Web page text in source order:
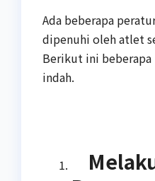
Ada beberapa
dipenuhi oleh atlet
Berikut ini
indah.